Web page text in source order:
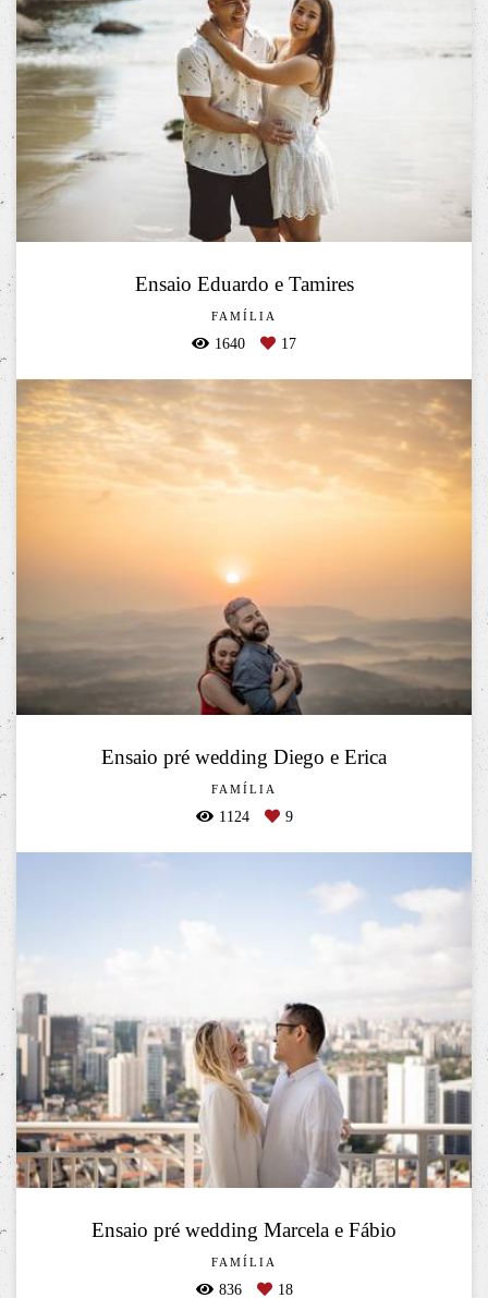
Ensaio Eduardo e Tamires
FAMÍLIA
1640 17
Ensaio pré wedding Diego e Erica
FAMÍLIA
1124 9
Ensaio pré wedding Marcela e Fábio
FAMÍLIA
836 18